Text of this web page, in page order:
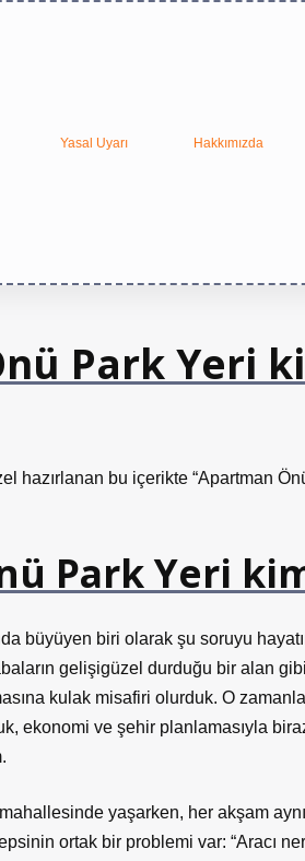
Yasal Uyarı Hakkımızda
Park Yeri
hazırlanan bu içerikte “Apartman
Park Yeri
büyüyen biri olarak şu soruyu
gelişigüzel durduğu bir alan
kulak misafiri olurduk. O
ekonomi ve şehir planlamasıyla
yaşarken, her akşam
ortak bir problemi var: “Aracı